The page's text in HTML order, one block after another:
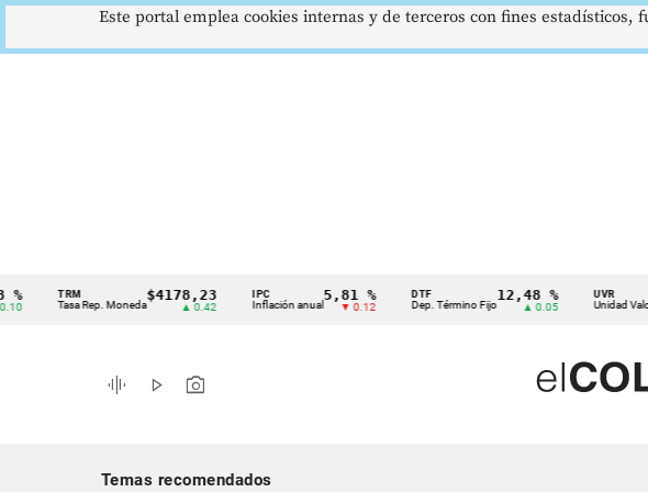
Cintillo
indicadores
económicos
TRM
Tasa Rep. Moneda
$4178,23
▲ 0.42
IPC
Inflación anual
5,81 %
▼ 0.12
DTF
Dep. Término Fijo
12,48 %
▲ 0.05
UVR
Unidad Valor Real
graphic_eq play_arrow photo_camera
Temas recomendados
Este portal emplea cookies internas y de terceros con fines